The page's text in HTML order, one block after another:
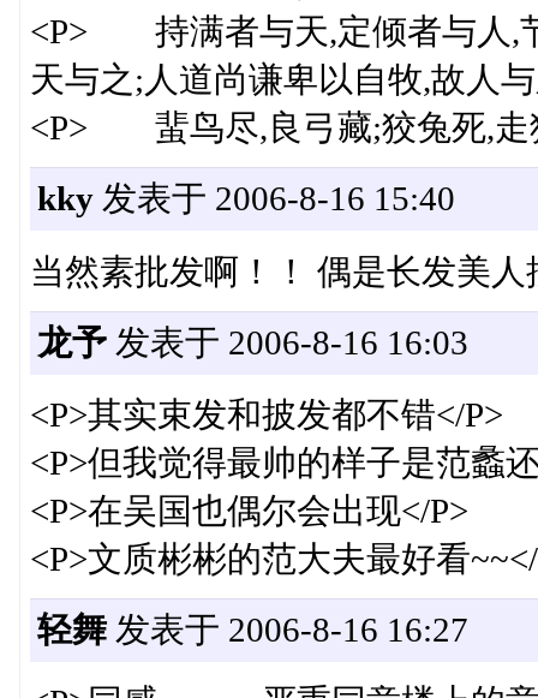
<P> 持满者与天,定倾者与人,
天与之;人道尚谦卑以自牧,故人
<P> 蜚鸟尽,良弓藏;狡兔死,走
kky发表于 2006-8-16 15:40
当然素批发啊！！ 偶是长发美人
龙予发表于 2006-8-16 16:03
<P>其实束发和披发都不错</P>
<P>但我觉得最帅的样子是范蠡
<P>在吴国也偶尔会出现</P>
<P>文质彬彬的范大夫最好看
轻舞发表于 2006-8-16 16:27